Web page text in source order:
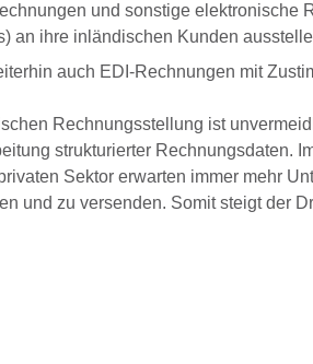
und sonstige elektronische
an ihre inländischen Kunden
auch EDI-Rechnungen mit
Rechnungsstellung ist
strukturierter Rechnungsdaten.
Sektor erwarten immer mehr
und zu versenden. Somit steigt der